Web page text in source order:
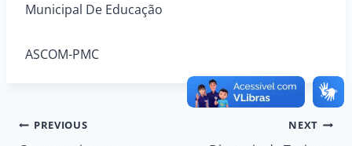
Municipal De Educação
ASCOM-PMC
Navegação
PREVIOUS NEXT